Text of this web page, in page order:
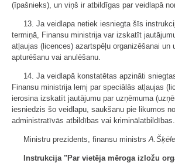
(īpašnieks), un viņš ir atbildīgas par veidlapā
13. Ja veidlapa netiek iesniegta šīs
termiņā, Finansu ministrija var izskatīt
atļaujas (licences) azartspēļu organizēšanai un
apturēšanu vai anulēšanu.
14. Ja veidlapā konstatētas apzināti
Finansu ministrija lemj par speciālās atļaujas
ierosina izskatīt jautājumu par uzņēmuma
iesniedzis šo veidlapu, saukšanu pie likumos
administratīvās atbildības vai kriminālatbildības.
Ministru prezidents, finansu ministrsA.Šķēle
Instrukcija "Par vietēja mēroga izložu